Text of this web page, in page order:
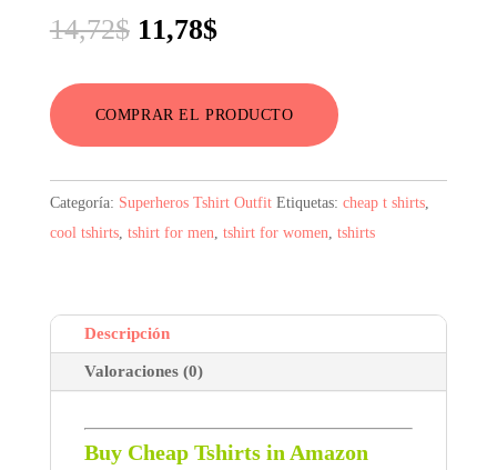
14,72$ El
original
era:
14,72$.
11,78$El
actual
es:
11,78$.
COMPRAR EL PRODUCTO
Categoría: Superheros Tshirt Outfit Etiquetas: cheap t shirts,
cool tshirts, tshirt for men, tshirt for women, tshirts
Descripción
Valoraciones (0)
Buy Cheap Tshirts in Amazon